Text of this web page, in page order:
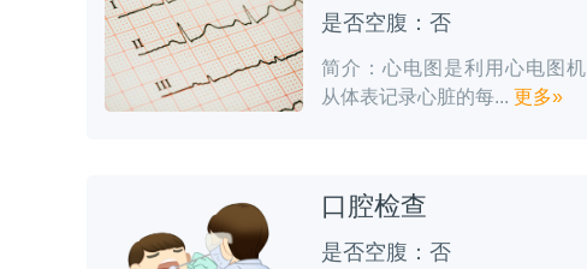
是否空腹：否
简介：心电图是利用心电图机
从体表记录心脏的每... 更多»
口腔检查
是否空腹：否